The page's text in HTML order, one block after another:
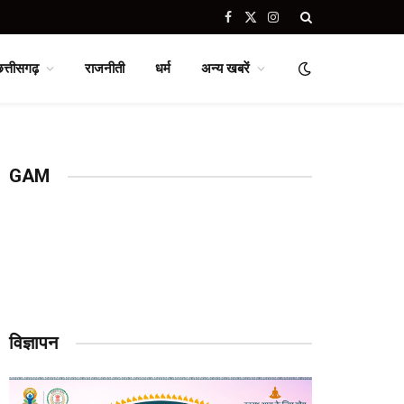
Facebook
X
Instagram
राजनीती धर्म अन्य खबरें
GAM
विज्ञापन